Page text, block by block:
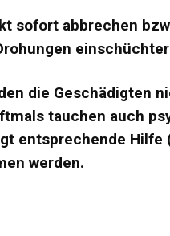
sofort abbrechen
die Geschädigten
tauchen auch
entsprechende Hilfe
werden.